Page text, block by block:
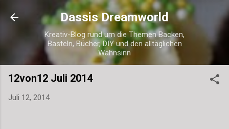
Direkt zum Hauptbereich
Dassis Dreamworld
Kreativ-Blog rund um die Themen Backen,
Basteln, Bücher, DIY und den alltäglichen
Wahnsinn
12von12 Juli 2014
Juli 12, 2014